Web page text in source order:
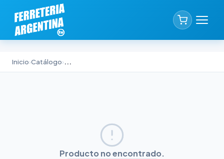
Inicio›Catálogo›...
Producto no encontrado.